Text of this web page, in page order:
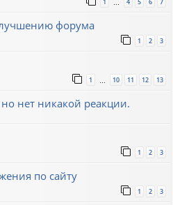
форума
1 2 3
1 10 11 12 13
нет никакой реакции.
1 2 3
по сайту
1 2 3